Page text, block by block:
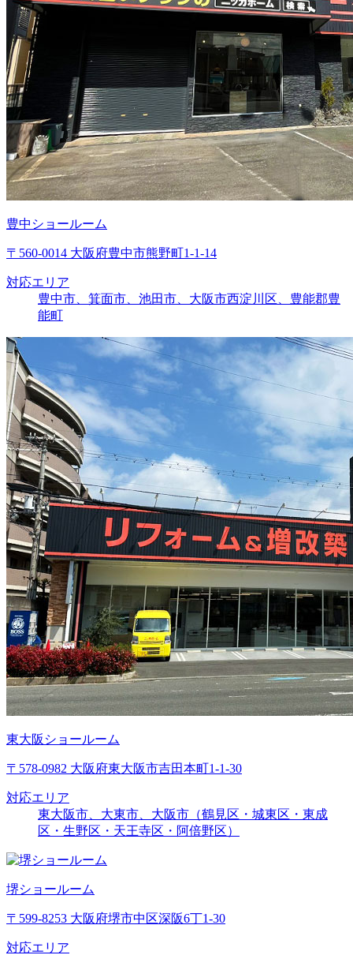
豊中ショールーム
〒560-0014 大阪府豊中市熊野町1-1-14
対応エリア
豊中市、箕面市、池田市、大阪市西淀川区、豊能郡豊
能町
東大阪ショールーム
〒578-0982 大阪府東大阪市吉田本町1-1-30
対応エリア
東大阪市、大東市、大阪市（鶴見区・城東区・東成
区・生野区・天王寺区・阿倍野区）
堺ショールーム
〒599-8253 大阪府堺市中区深阪6丁1-30
対応エリア